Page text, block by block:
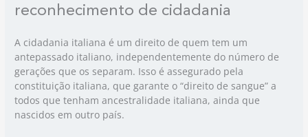
reconhecimento de cidadania
A cidadania italiana é um direito de quem tem um
antepassado italiano, independentemente do número de
gerações que os separam. Isso é assegurado pela
constituição italiana, que garante o “direito de sangue” a
todos que tenham ancestralidade italiana, ainda que
nascidos em outro país.